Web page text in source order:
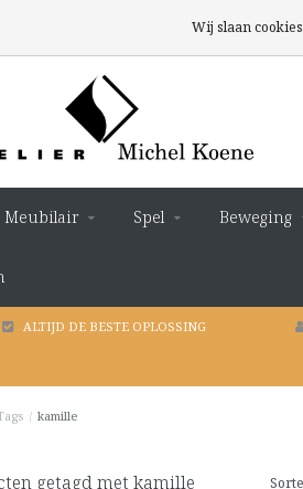
Meubilair Spel Beweging
ALTIJD DE BESTE OPLOSSING
/ kamille
getagd met kamille
Wij slaan